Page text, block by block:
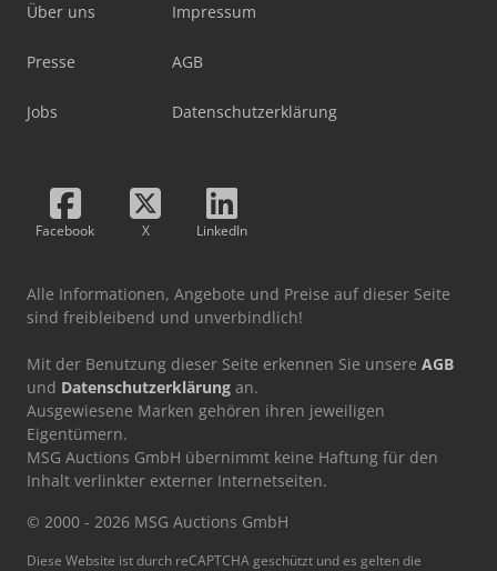
Über uns
Presse
Jobs
Impressum
AGB
Datenschutzerklärung
Facebook X LinkedIn
Alle Informationen, Angebote und Preise auf dieser Seite
sind freibleibend und unverbindlich!
Mit der Benutzung dieser Seite erkennen Sie unsere AGB
und Datenschutzerklärung an.
Ausgewiesene Marken gehören ihren jeweiligen
Eigentümern.
MSG Auctions GmbH übernimmt keine Haftung für den
Inhalt verlinkter externer Internetseiten.
© 2000 - 2026 MSG Auctions GmbH
Diese Website ist durch reCAPTCHA geschützt und es gelten die